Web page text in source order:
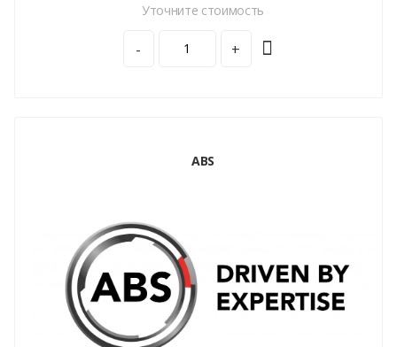
Уточните стоимость
- +
ABS